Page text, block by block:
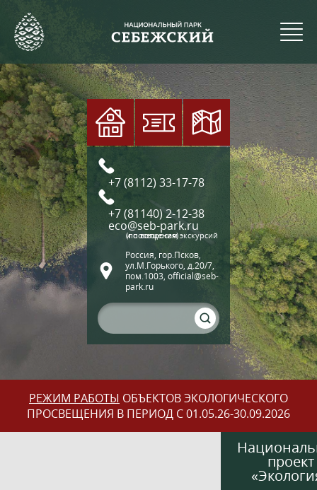
+7 (8112) 33-17-78
+7 (81140) 2-12-38
eco@seb-park.ru
(по вопросам экскурсий и посещения)
Россия, гор.Псков,
ул.М.Горького, д.20/7,
пом.1003, official@seb-
park.ru
РЕЖИМ РАБОТЫ ОБЪЕКТОВ ЭКОЛОГИЧЕСКОГО
ПРОСВЕЩЕНИЯ В ПЕРИОД С 01.05.26-30.09.2026
проект